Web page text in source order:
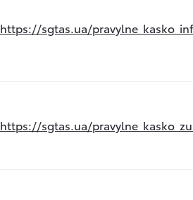
https://sgtas.ua/
https://sgtas.ua/